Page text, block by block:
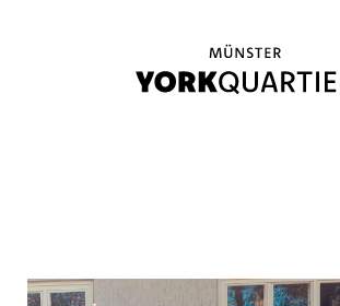
KONZEPTVERGABEN
INVESTOR:INNEN